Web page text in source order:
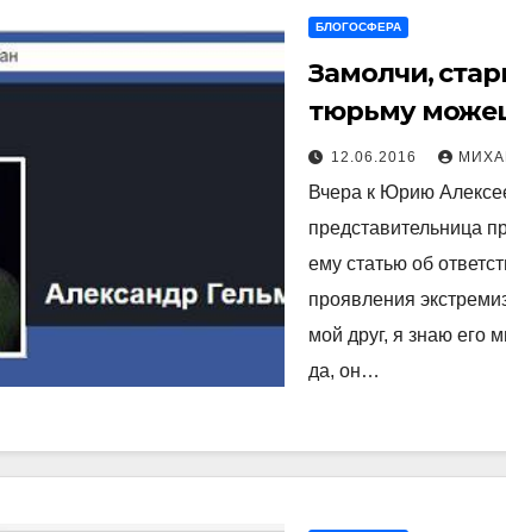
БЛОГОСФЕРА
Замолчи,
тюрьму
12.06.2016
Вчера к Юрию
представительница
ему статью об
проявления
мой друг, я знаю его
да, он…